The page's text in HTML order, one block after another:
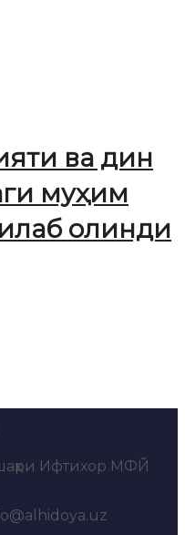
ва дин
муҳим
олинди
Ифтихор МФЙ